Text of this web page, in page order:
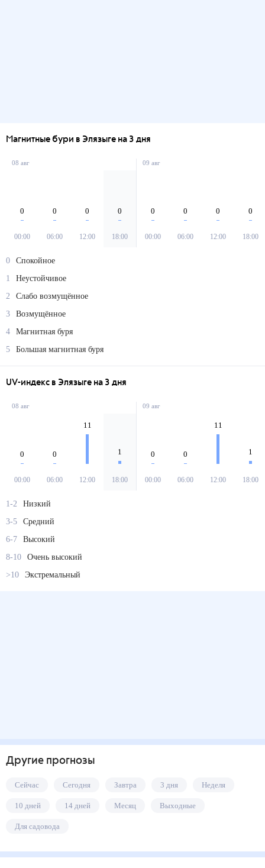
Магнитные бури в Элязыге на 3 дня
08 авг
0
00:00
0
06:00
0
12:00
0
18:00
09 авг
0
00:00
0
06:00
0
12:00
0
18:00
0
Спокойное
1
Неустойчивое
2
Слабо возмущённое
3
Возмущённое
4
Магнитная буря
5
Большая магнитная буря
UV-индекс в Элязыге на 3 дня
08 авг
0
00:00
0
06:00
11
12:00
1
18:00
09 авг
0
00:00
0
06:00
11
12:00
1
18:00
1-2
Низкий
3-5
Средний
6-7
Высокий
8-10
Очень высокий
>10
Экстремальный
Другие прогнозы
Сейчас Сегодня Завтра 3 дня Неделя
10 дней 14 дней Месяц Выходные
Для садовода